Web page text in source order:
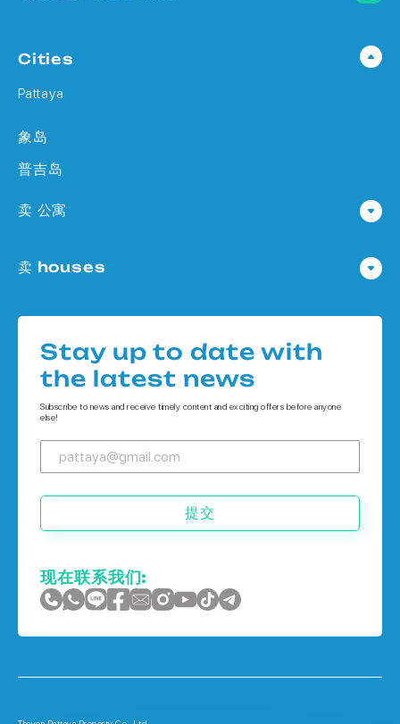
Cities
Pattaya
象岛
普吉岛
卖 公寓
公寓 在
公寓 在 普吉岛
卖 houses
Houses 在 象岛
Stay up to date with
the latest news
Subscribe to news and receive timely content and exciting offers before anyone
else!
提交
现在联系我们: